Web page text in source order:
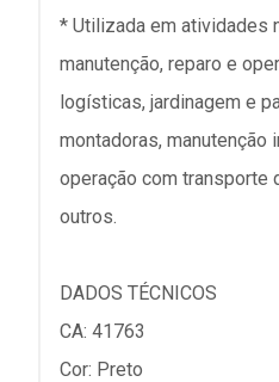
* Utilizada em atividades
manutenção, reparo e
logísticas, jardinagem e
montadoras, manutenção
operação com transporte
outros.
DADOS TÉCNICOS
CA: 41763
Cor: Preto